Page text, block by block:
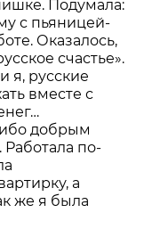
Подумала:
с пьяницей-
Оказалось,
счастье».
я, русские
вместе с
добрым
по-
а
же я была